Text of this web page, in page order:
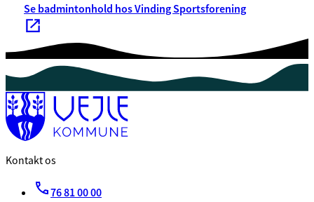
Se badmintonhold hos Vinding Sportsforening
Kontakt os
76 81 00 00